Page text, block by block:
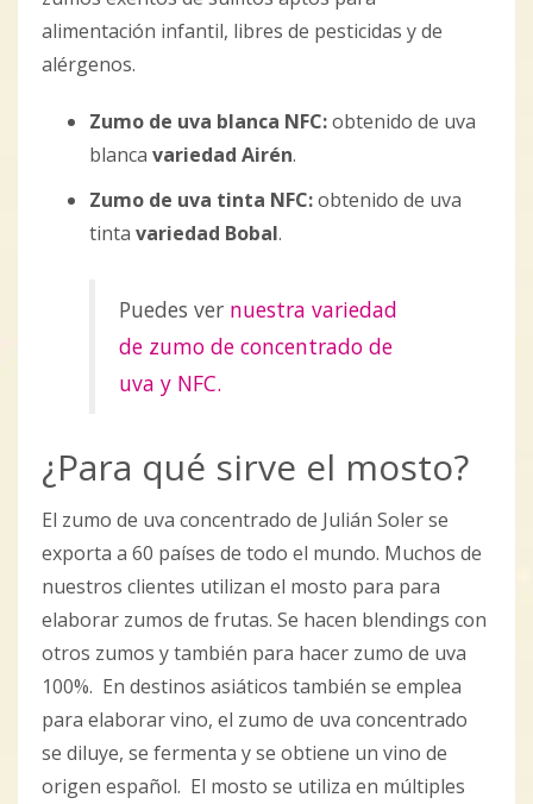
alimentación infantil, libres de pesticidas y de
alérgenos.
Zumo de uva blanca NFC:obtenido de uva
blanca variedad Airén.
Zumo de uva tinta NFC:obtenido de uva
tinta variedad Bobal.
Puedes ver nuestra variedad
de zumo de concentrado de
uva y NFC.
¿Para qué sirve el mosto?
El zumo de uva concentrado de Julián Soler se
exporta a 60 países de todo el mundo. Muchos de
nuestros clientes utilizan el mosto para para
elaborar zumos de frutas. Se hacen blendings con
otros zumos y también para hacer zumo de uva
100%. En destinos asiáticos también se emplea
para elaborar vino, el zumo de uva concentrado
se diluye, se fermenta y se obtiene un vino de
origen español. El mosto se utiliza en múltiples